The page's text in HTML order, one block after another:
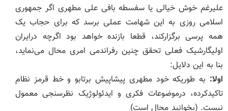
علیرغم خوش خیالی یا سفسطه بافی علی مطهری اگر جمهوری
اسلامی روزی به این شهامت عملی برسد که برای حجاب یک
همه پرسی برگزارکند، قطعا بازنده خواهد بود اگرچه درایران
اولیگارشیک فعلی تحقق چنین رفراندمی امری محال می‌نماید،
بنا به این دلایل:
اولا: به طوریکه خود مطهری پیشاپیش برتابو و خط قرمز نظام
تاکیدکرده، درموضوعات فکری و ایدئولوژیک نظرسنجی معمول
نیست. (بخوانید محال است)